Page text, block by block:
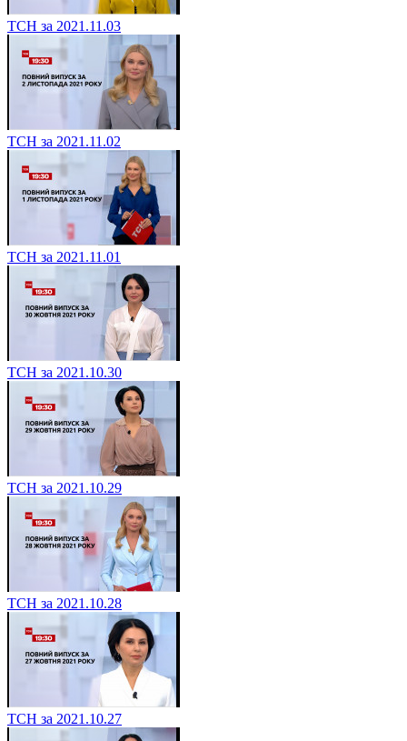
ТСН за 2021.11.03
ТСН за 2021.11.02
ТСН за 2021.11.01
ТСН за 2021.10.30
ТСН за 2021.10.29
ТСН за 2021.10.28
ТСН за 2021.10.27